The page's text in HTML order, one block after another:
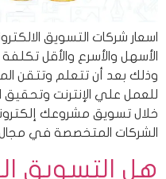
اسعار شركات التسويق
الأسهل والأسرع والأقل
وذلك بعد أن تتعلم وتتقن
للعمل علي الإنترنت وتحقيق
خلال تسويق مشروعك
الشركات المتخصصة في
هل التسويق